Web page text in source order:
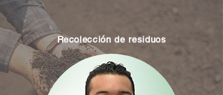
Recolección de residuos